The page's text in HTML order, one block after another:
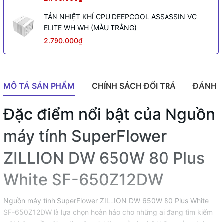
TẢN NHIỆT KHÍ CPU DEEPCOOL ASSASSIN VC
ELITE WH WH (MÀU TRẮNG)
2.790.000₫
MÔ TẢ SẢN PHẨM CHÍNH SÁCH ĐỔI TRẢ ĐÁNH
Đặc điểm nổi bật của Nguồn
máy tính SuperFlower
ZILLION DW 650W 80 Plus
White SF-650Z12DW
Nguồn máy tính SuperFlower ZILLION DW 650W 80 Plus White
SF-650Z12DW là lựa chọn hoàn hảo cho những ai đang tìm kiếm